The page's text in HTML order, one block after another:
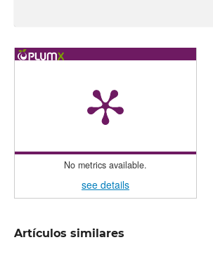
No metrics available.
see details
Artículos similares